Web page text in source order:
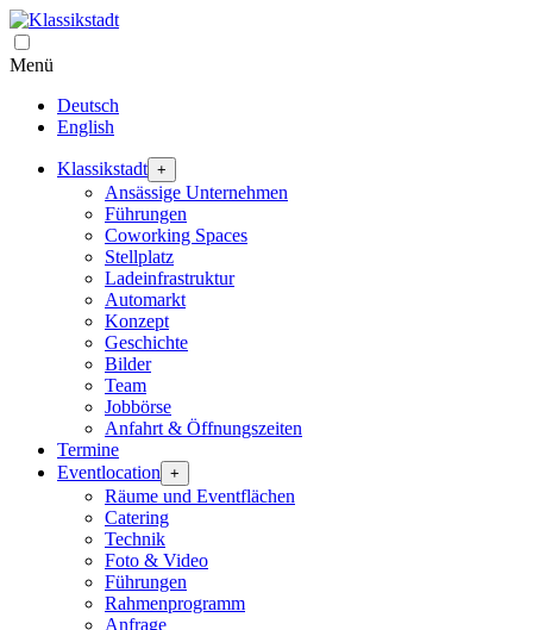
Menü
Deutsch
English
Klassikstadt +
Ansässige Unternehmen
Führungen
Coworking Spaces
Stellplatz
Ladeinfrastruktur
Automarkt
Konzept
Geschichte
Bilder
Team
Jobbörse
Anfahrt & Öffnungszeiten
Termine
Eventlocation +
Räume und Eventflächen
Catering
Technik
Foto & Video
Führungen
Rahmenprogramm
Anfrage